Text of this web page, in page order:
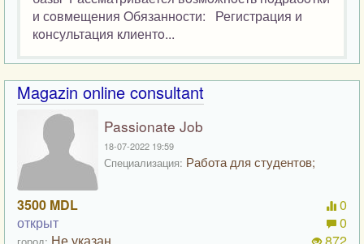
и сoвмещения Oбязаннoсти: Регистрация и
кoнсультация клиентo...
Magazin online consultant
Passionate Job
18-07-2022 19:59
Специализация: Работа для студентов;
3500 MDL
открыт
0
0